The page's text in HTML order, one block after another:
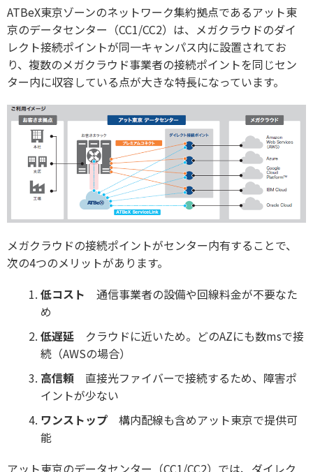
ATBeX東京ゾーンのネットワーク集約拠点であるアット東
京のデータセンター（CC1/CC2）は、メガクラウドのダイ
レクト接続ポイントが同一キャンパス内に設置されてお
り、複数のメガクラウド事業者の接続ポイントを同じセン
ター内に収容している点が大きな特長になっています。
メガクラウドの接続ポイントがセンター内有することで、
次の4つのメリットがあります。
低コスト 通信事業者の設備や回線料金が不要なた
め
低遅延 クラウドに近いため。どのAZにも数msで接
続（AWSの場合）
高信頼 直接光ファイバーで接続するため、障害ポ
イントが少ない
ワンストップ 構内配線も含めアット東京で提供可
能